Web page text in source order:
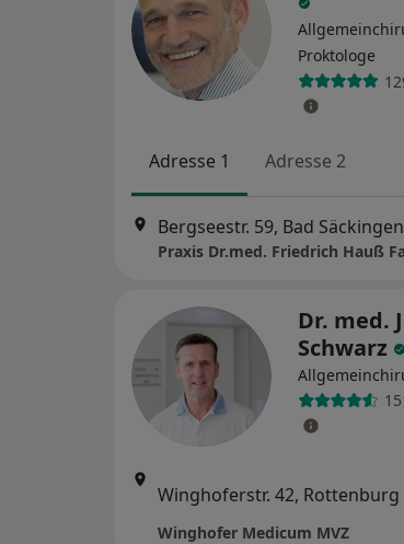
Proktologe
Adresse 1 Adresse 2
Bergseestr. 59, Bad Säckingen
Dr. med.
Schwarz
Winghofer Medicum MVZ